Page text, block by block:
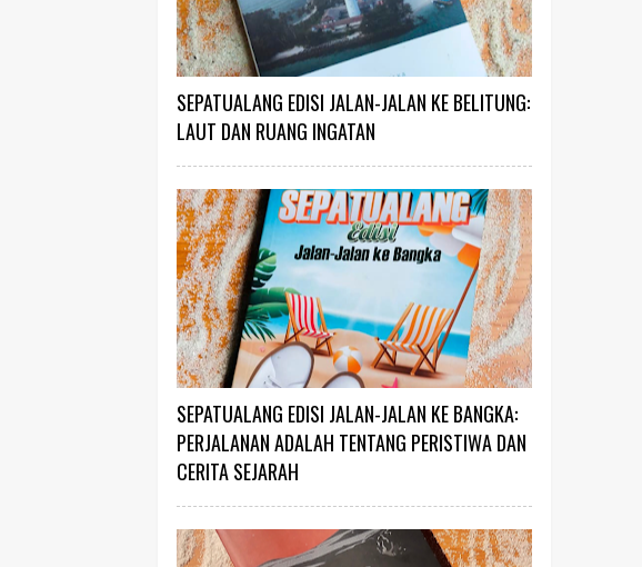
SEPATUALANG EDISI JALAN-JALAN KE BELITUNG:
LAUT DAN RUANG INGATAN
SEPATUALANG EDISI JALAN-JALAN KE BANGKA:
PERJALANAN ADALAH TENTANG PERISTIWA DAN
CERITA SEJARAH